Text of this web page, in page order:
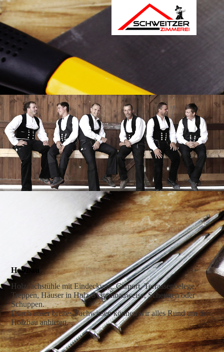
Holzbau
Holzdachstühle mit Eindeckung, Carport, Terrassenbelege,
Treppen, Häuser in Holz-Systembauweise, Scheunen oder
Schuppen.
Durch unser breites Fachwissen können wir alles Rund um den
Holzbau anbieten.